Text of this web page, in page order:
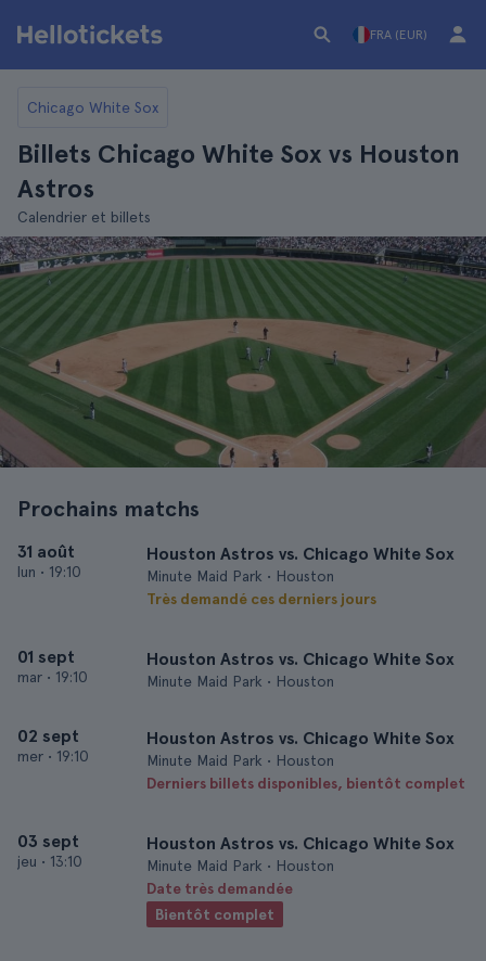
FRA (EUR)
Chicago White Sox
Billets Chicago White Sox vs Houston
Astros
Calendrier et billets
Prochains matchs
31 août
lun • 19:10
Houston Astros vs. Chicago White Sox
Minute Maid Park • Houston
Très demandé ces derniers jours
01 sept
mar • 19:10
Houston Astros vs. Chicago White Sox
Minute Maid Park • Houston
02 sept
mer • 19:10
Houston Astros vs. Chicago White Sox
Minute Maid Park • Houston
Derniers billets disponibles, bientôt complet
03 sept
jeu • 13:10
Houston Astros vs. Chicago White Sox
Minute Maid Park • Houston
Date très demandée
Bientôt complet